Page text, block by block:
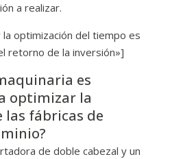
a realizar.
optimización del tiempo es
retorno de la inversión»]
es
optimizar la
las fábricas de
de doble cabezal y un